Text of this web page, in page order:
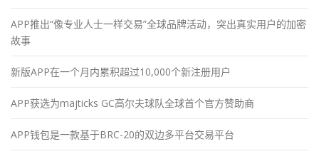
APP推出“像专业人士一样交易”全球品牌活动，突出真实用户的加密
故事
新版APP在一个月内累积超过10,000个新注册用户
APP获选为majticks GC高尔夫球队全球首个官方赞助商
APP钱包是一款基于BRC-20的双边多平台交易平台